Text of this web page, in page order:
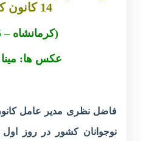
14 کانون کرمانشاه
(کرمانشاه – 5 تیر 1397)
عکس ها: مینا
فاضل نظری مدیر عامل
نوجوانان کشور در روز